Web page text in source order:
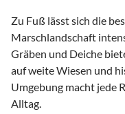
Zu Fuß lässt sich die
Marschlandschaft
Gräben und Deiche
auf weite Wiesen und
Umgebung macht jede
Alltag.